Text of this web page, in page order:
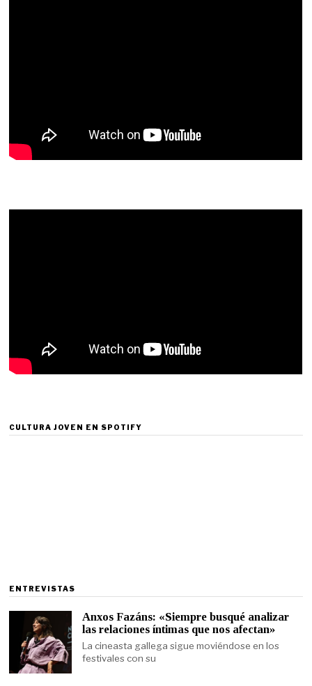
CULTURA JOVEN EN SPOTIFY
ENTREVISTAS
Anxos Fazáns: «Siempre busqué analizar
las relaciones íntimas que nos afectan»
La cineasta gallega sigue moviéndose en los
festivales con su